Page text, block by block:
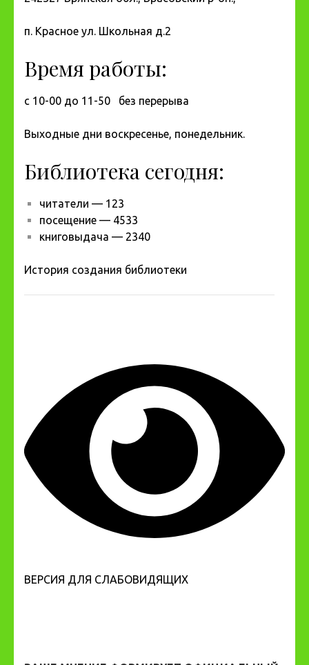
п. Красное ул. Школьная д.2
Время работы:
с 10-00 до 11-50 без перерыва
Выходные дни воскресенье, понедельник.
Библиотека сегодня:
читатели — 123
посещение — 4533
книговыдача — 2340
История создания библиотеки
ВЕРСИЯ ДЛЯ СЛАБОВИДЯЩИХ